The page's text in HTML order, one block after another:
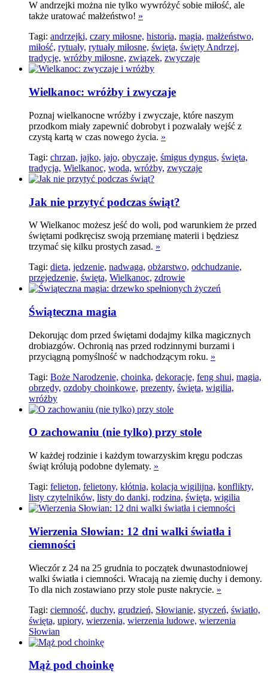
W andrzejki można nie tylko wywróżyć sobie miłość, ale
także uratować małżeństwo! »
Tagi: andrzejki, czary miłosne, historia, magia, małżeństwo,
miłość, rytuały, rytuały miłosne, święta, święty Andrzej,
tradycje, wróżby miłosne, związek, zwyczaje
Wielkanoc: wróżby i zwyczaje
Poznaj wielkanocne wróżby i zwyczaje, które naszym
przodkom miały zapewnić dobrobyt i pozwalały wejść z
czystą kartą w czas nowego życia. »
Tagi: chrzan, jajko, jajo, obyczaje, śmigus dyngus, święta,
tradycja, Wielkanoc, woda, wróżby, zwyczaje
Jak nie przytyć podczas świąt?
W Wielkanoc możesz jeść do woli, pod warunkiem że przed
świętami podkręcisz swoją przemianę materii i będziesz
trzymać się kilku prostych zasad. »
Tagi: dieta, jedzenie, nadwaga, obżarstwo, odchudzanie,
przejedzenie, święta, Wielkanoc, zdrowie
Świąteczna magia
Dekorując dom przed świętami dodajmy kilka magicznych
drobiazgów. Ochronią nas przed rodzinnymi burzami i
przyciągną pomyślność w nadchodzącym roku. »
Tagi: Boże Narodzenie, choinka, dekoracje, feng shui, magia,
obrzędy, ozdoby choinkowe, prezenty, święta, wigilia,
wróżby
O zachowaniu (nie tylko) przy stole
W każdej rodzinie i każdym towarzyskim kręgu podczas
świąt królują podobne dylematy. »
Tagi: felieton, felietony, kłótnia, kolacja wigilijna, konflikty,
listy czytelników, listy do danki, rodzina, święta, wigilia
Wierzenia Słowian: 12 dni walki światła i
ciemności
Wieczór z 24 na 25 grudnia to początek dwunastodniowej
walki światła i ciemności. Wracają na ziemię duchy i demony.
To dla nich zostawiano przy stole puste nakrycie. »
Tagi: ciemność, duchy, grudzień, Słowianie, styczeń, światło,
święta, upiory, wierzenia, wierzenia ludowe, wierzenia
Słowian
Mąż pod choinkę